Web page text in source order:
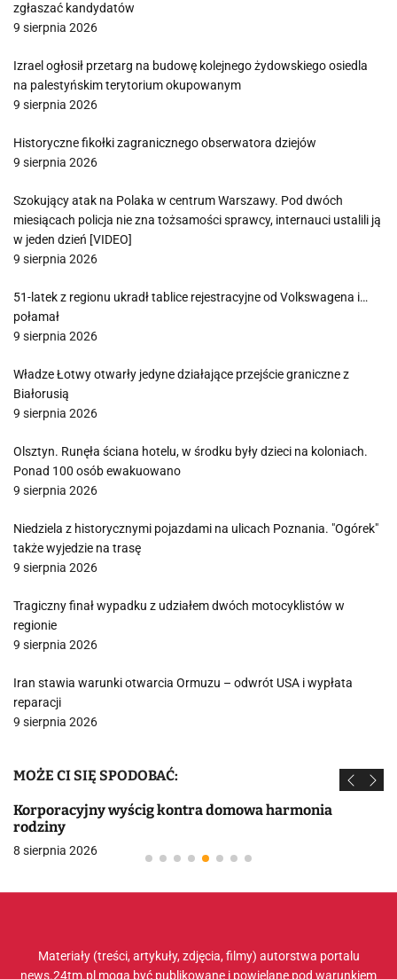
zgłaszać kandydatów
9 sierpnia 2026
Izrael ogłosił przetarg na budowę kolejnego żydowskiego osiedla
na palestyńskim terytorium okupowanym
9 sierpnia 2026
Historyczne fikołki zagranicznego obserwatora dziejów
9 sierpnia 2026
Szokujący atak na Polaka w centrum Warszawy. Pod dwóch
miesiącach policja nie zna tożsamości sprawcy, internauci ustalili ją
w jeden dzień [VIDEO]
9 sierpnia 2026
51-latek z regionu ukradł tablice rejestracyjne od Volkswagena i…
połamał
9 sierpnia 2026
Władze Łotwy otwarły jedyne działające przejście graniczne z
Białorusią
9 sierpnia 2026
Olsztyn. Runęła ściana hotelu, w środku były dzieci na koloniach.
Ponad 100 osób ewakuowano
9 sierpnia 2026
Niedziela z historycznymi pojazdami na ulicach Poznania. "Ogórek"
także wyjedzie na trasę
9 sierpnia 2026
Tragiczny finał wypadku z udziałem dwóch motocyklistów w
regionie
9 sierpnia 2026
Iran stawia warunki otwarcia Ormuzu – odwrót USA i wypłata
reparacji
9 sierpnia 2026
MOŻE CI SIĘ SPODOBAĆ:
Korporacyjny wyścig kontra domowa harmonia
rodziny
8 sierpnia 2026
Materiały (treści, artykuły, zdjęcia, filmy) autorstwa portalu
news.24tm.pl mogą być publikowane i powielane pod warunkiem